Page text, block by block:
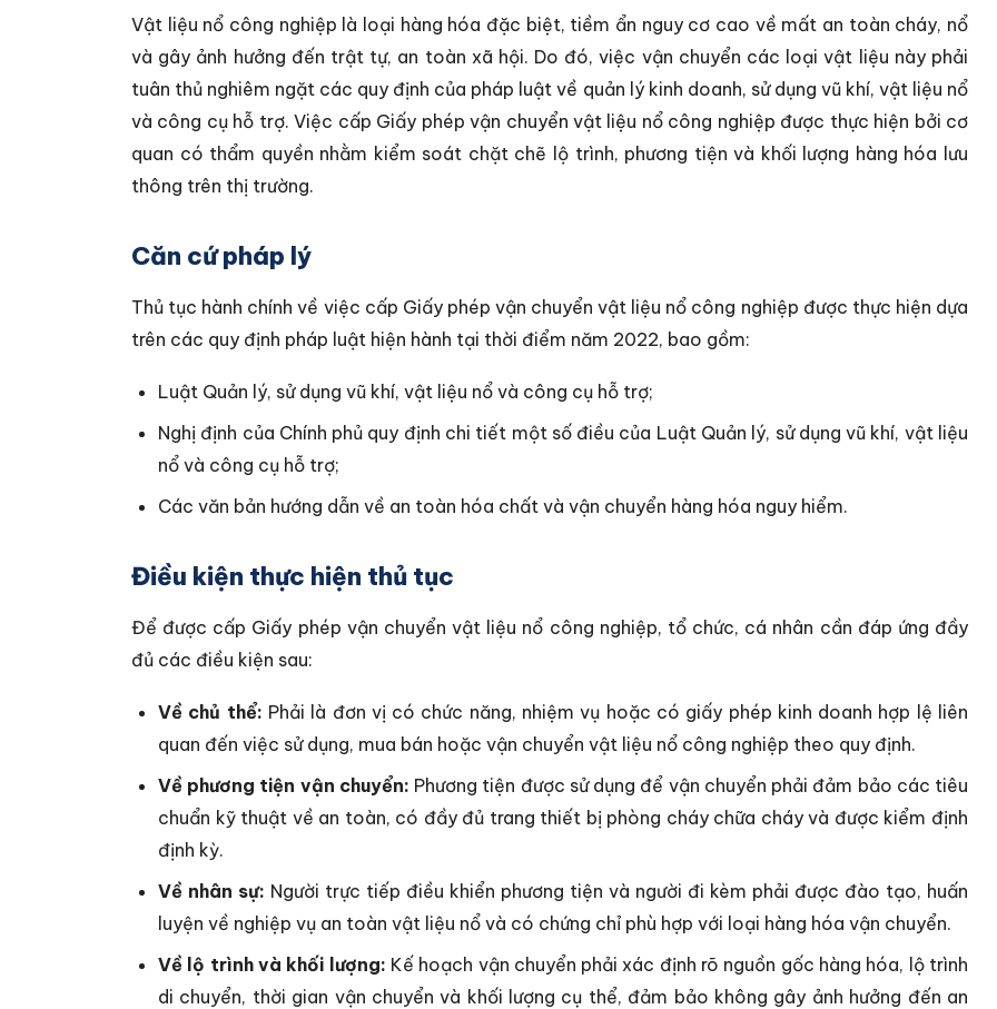
Vật liệu nổ công nghiệp là loại hàng hóa đặc biệt, tiềm ẩn nguy cơ cao về mất an toàn cháy, nổ
và gây ảnh hưởng đến trật tự, an toàn xã hội. Do đó, việc vận chuyển các loại vật liệu này phải
tuân thủ nghiêm ngặt các quy định của pháp luật về quản lý kinh doanh, sử dụng vũ khí, vật liệu nổ
và công cụ hỗ trợ. Việc cấp Giấy phép vận chuyển vật liệu nổ công nghiệp được thực hiện bởi cơ
quan có thẩm quyền nhằm kiểm soát chặt chẽ lộ trình, phương tiện và khối lượng hàng hóa lưu
thông trên thị trường.
Căn cứ pháp lý
Thủ tục hành chính về việc cấp Giấy phép vận chuyển vật liệu nổ công nghiệp được thực hiện dựa
trên các quy định pháp luật hiện hành tại thời điểm năm 2022, bao gồm:
Luật Quản lý, sử dụng vũ khí, vật liệu nổ và công cụ hỗ trợ;
Nghị định của Chính phủ quy định chi tiết một số điều của Luật Quản lý, sử dụng vũ khí, vật liệu
nổ và công cụ hỗ trợ;
Các văn bản hướng dẫn về an toàn hóa chất và vận chuyển hàng hóa nguy hiểm.
Điều kiện thực hiện thủ tục
Để được cấp Giấy phép vận chuyển vật liệu nổ công nghiệp, tổ chức, cá nhân cần đáp ứng đầy
đủ các điều kiện sau:
Về chủ thể: Phải là đơn vị có chức năng, nhiệm vụ hoặc có giấy phép kinh doanh hợp lệ liên
quan đến việc sử dụng, mua bán hoặc vận chuyển vật liệu nổ công nghiệp theo quy định.
Về phương tiện vận chuyển: Phương tiện được sử dụng để vận chuyển phải đảm bảo các tiêu
chuẩn kỹ thuật về an toàn, có đầy đủ trang thiết bị phòng cháy chữa cháy và được kiểm định
định kỳ.
Về nhân sự: Người trực tiếp điều khiển phương tiện và người đi kèm phải được đào tạo, huấn
luyện về nghiệp vụ an toàn vật liệu nổ và có chứng chỉ phù hợp với loại hàng hóa vận chuyển.
Về lộ trình và khối lượng: Kế hoạch vận chuyển phải xác định rõ nguồn gốc hàng hóa, lộ trình
di chuyển, thời gian vận chuyển và khối lượng cụ thể, đảm bảo không gây ảnh hưởng đến an